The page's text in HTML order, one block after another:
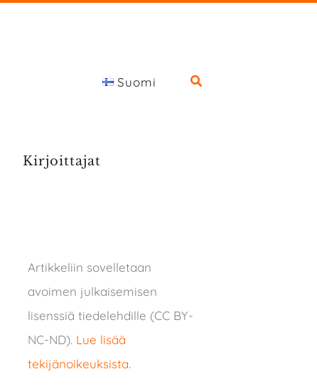
Suomi
Kirjoittajat
Artikkeliin sovelletaan
avoimen julkaisemisen
lisenssiä tiedelehdille (CC BY-
NC-ND). Lue lisää
tekijänoikeuksista.